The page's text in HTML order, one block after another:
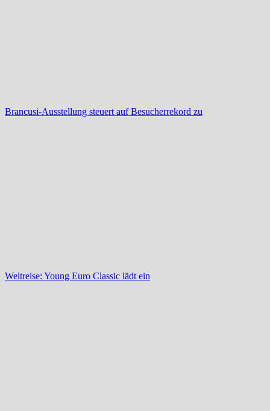
Brancusi-Ausstellung steuert auf Besucherrekord zu
Weltreise: Young Euro Classic lädt ein